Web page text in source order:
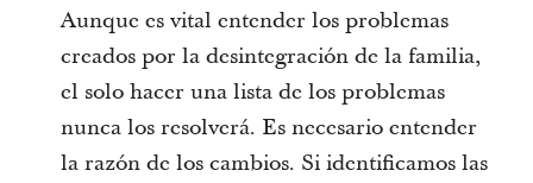
Aunque es vital entender los problemas
creados por la desintegración de la familia,
el solo hacer una lista de los problemas
nunca los resolverá. Es necesario entender
la razón de los cambios. Si identificamos las